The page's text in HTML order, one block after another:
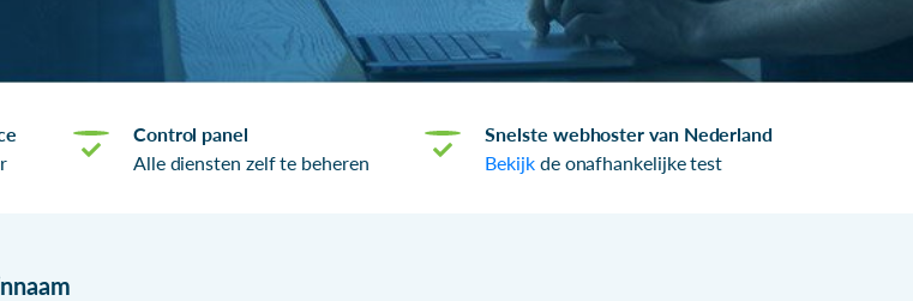
Control panel
Alle diensten zelf te beheren
Snelste webhoster van Nederland
Bekijkde onafhankelijke test